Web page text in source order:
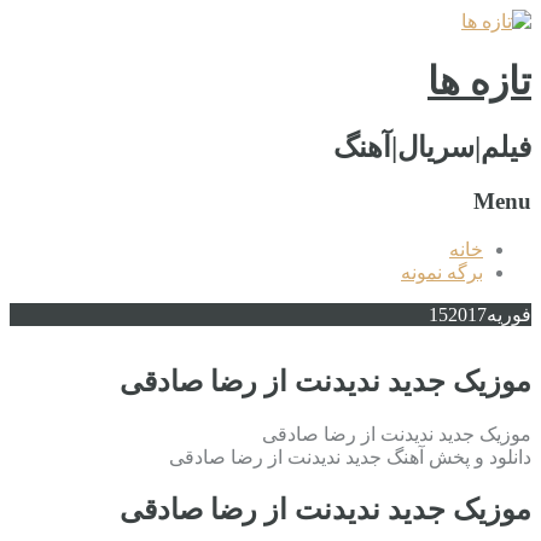
تازه ها
فیلم|سریال|آهنگ
Menu
خانه
برگه نمونه
فوریه 152017
موزیک جدید ندیدنت از رضا صادقی
موزیک جدید ندیدنت از رضا صادقی
دانلود و پخش آهنگ جدید ندیدنت از رضا صادقی
موزیک جدید ندیدنت از رضا صادقی